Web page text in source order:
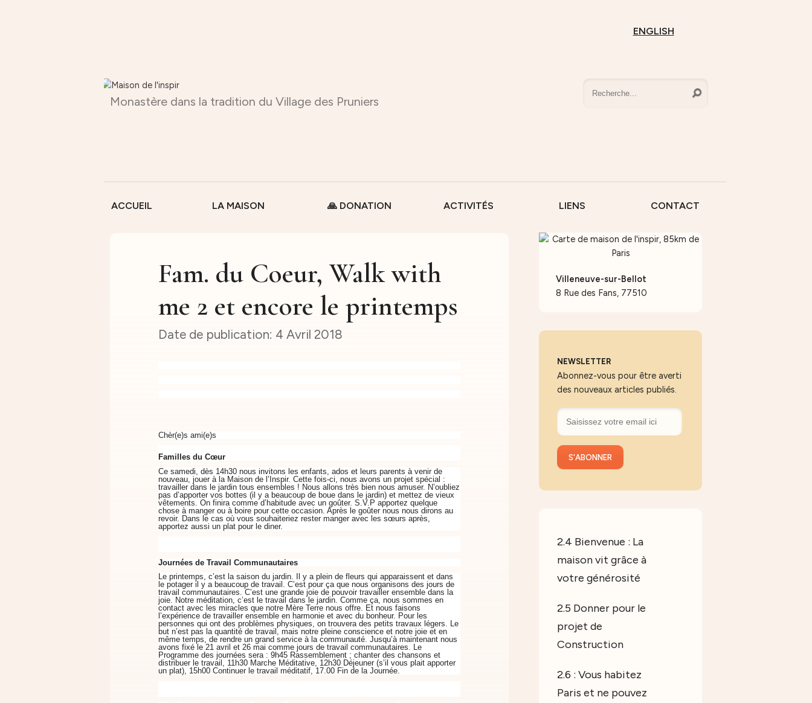
ENGLISH
Monastère dans la tradition du Village des Pruniers
ACCUEIL LA MAISON 🙏 DONATION ACTIVITÉS LIENS CONTACT
Fam. du Coeur, Walk with
me 2 et encore le printemps
4 Avril 2018
Chèr(e)s ami(e)s
Familles du Cœur
Ce samedi, dès 14h30 nous invitons les enfants, ados et leurs parents à venir de
nouveau, jouer à la Maison de l’Inspir. Cette fois-ci, nous avons un projet spécial :
travailler dans le jardin tous ensembles ! Nous allons très bien nous amuser. N’oubliez
pas d’apporter vos bottes (il y a beaucoup de boue dans le jardin) et mettez de vieux
vêtements. On finira comme d’habitude avec un goûter. S.V.P apportez quelque
chose à manger ou à boire pour cette occasion. Après le goûter nous nous dirons au
revoir. Dans le cas où vous souhaiteriez rester manger avec les sœurs après,
apportez aussi un plat pour le diner.
Journées de Travail Communautaires
Le printemps, c’est la saison du jardin. Il y a plein de fleurs qui apparaissent et dans
le potager il y a beaucoup de travail. C’est pour ça que nous organisons des jours de
travail communautaires. C’est une grande joie de pouvoir travailler ensemble dans la
joie. Notre méditation, c’est le travail dans le jardin. Comme ça, nous sommes en
contact avec les miracles que notre Mère Terre nous offre. Et nous faisons
l’expérience de travailler ensemble en harmonie et avec du bonheur. Pour les
personnes qui ont des problèmes physiques, on trouvera des petits travaux légers. Le
but n’est pas la quantité de travail, mais notre pleine conscience et notre joie et en
même temps, de rendre un grand service à la communauté. Jusqu’à maintenant nous
avons fixé le 21 avril et 26 mai comme jours de travail communautaires. Le
Programme des journées sera : 9h45 Rassemblement ; chanter des chansons et
distribuer le travail, 11h30 Marche Méditative, 12h30 Déjeuner (s’il vous plait apporter
un plat), 15h00 Continuer le travail méditatif, 17.00 Fin de la Journée.
Villeneuve-sur-Bellot
8 Rue des Fans, 77510
NEWSLETTER
Abonnez-vous pour être averti
des nouveaux articles publiés.
2.4 Bienvenue : La
maison vit grâce à
votre générosité
2.5 Donner pour le
projet de
Construction
2.6 : Vous habitez
Paris et ne pouvez